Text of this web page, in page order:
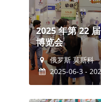
2025 年第 22
博览会
俄罗斯 莫斯科
2025-06-3 -